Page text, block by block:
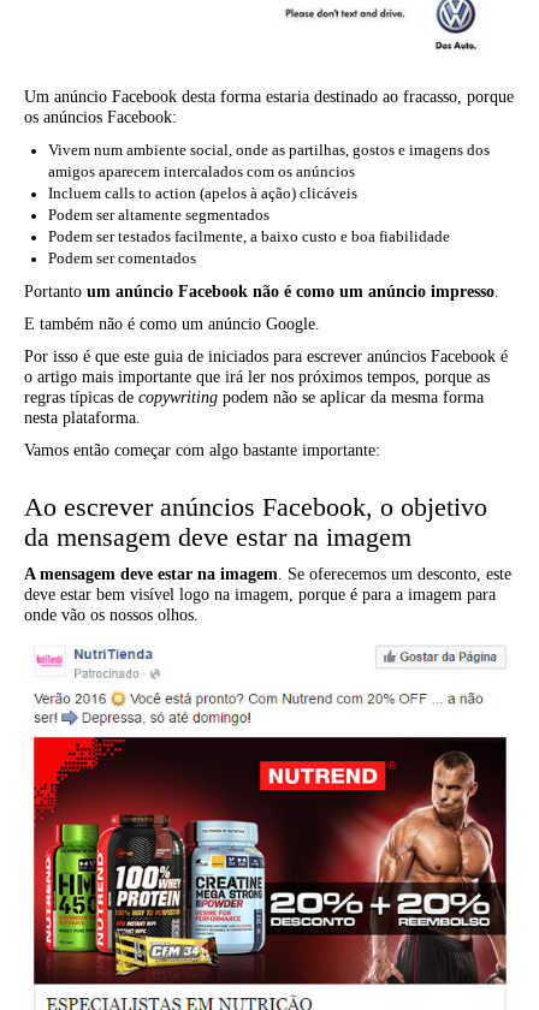
Um anúncio Facebook desta forma estaria destinado ao fracasso, porque
os anúncios Facebook:
Vivem num ambiente social, onde as partilhas, gostos e imagens dos
amigos aparecem intercalados com os anúncios
Incluem calls to action (apelos à ação) clicáveis
Podem ser altamente segmentados
Podem ser testados facilmente, a baixo custo e boa fiabilidade
Podem ser comentados
Portanto um anúncio Facebook não é como um anúncio impresso
E também não é como um anúncio Google.
Por isso é que este guia de iniciados para escrever anúncios Facebook é
o artigo mais importante que irá ler nos próximos tempos, porque as
regras típicas de copywriting podem não se aplicar da mesma forma
nesta plataforma.
Vamos então começar com algo bastante importante:
Ao escrever anúncios Facebook, o objetivo
da mensagem deve estar na imagem
A mensagem deve estar na imagem . Se oferecemos um desconto, este
deve estar bem visível logo na imagem, porque é para a imagem para
onde vão os nossos olhos.